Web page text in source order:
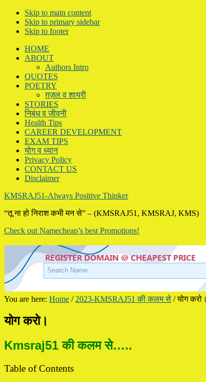
Skip to main content
Skip to primary sidebar
Skip to footer
HOME
ABOUT
Authors Intro
QUOTES
POETRY
ग़ज़ल व शायरी
STORIES
निबंध व जीवनी
Health Tips
CAREER DEVELOPMENT
EXAM TIPS
योग व ध्यान
Privacy Policy
CONTACT US
Disclaimer
KMSRAJ51-Always Positive Thinker
“तू ना हो निराश कभी मन से” – (KMSRAJ51, KMSRAJ, KMS)
Check out Namecheap’s best Promotions!
You are here: Home / 2023-KMSRAJ51 की कलम से /योग करो।
योग करो।
Kmsraj51 की कलम से…..
Table of Contents